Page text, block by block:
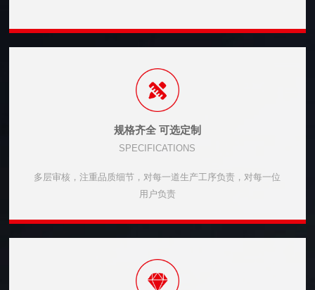
规格齐全 可选定制
SPECIFICATIONS
多层审核，注重品质细节，对每一道生产工序负责，对每一位
用户负责